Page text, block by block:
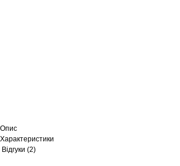
Опис
Характеристики
Відгуки (2)